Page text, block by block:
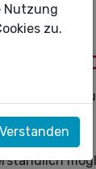
Juli
von
Nutzung
zu.
Verstanden